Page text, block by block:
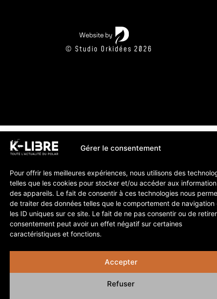
Gérer le consentement
Pour offrir les meilleures expériences, nous utilisons des
telles que les cookies pour stocker et/ou accéder aux
des appareils. Le fait de consentir à ces technologies nous
de traiter des données telles que le comportement de navigation
les ID uniques sur ce site. Le fait de ne pas consentir ou de
consentement peut avoir un effet négatif sur certaines
caractéristiques et fonctions.
Accepter
Refuser
© Studio Orkidées 2026